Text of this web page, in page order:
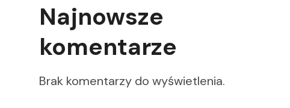
Najnowsze
komentarze
Brak komentarzy do wyświetlenia.